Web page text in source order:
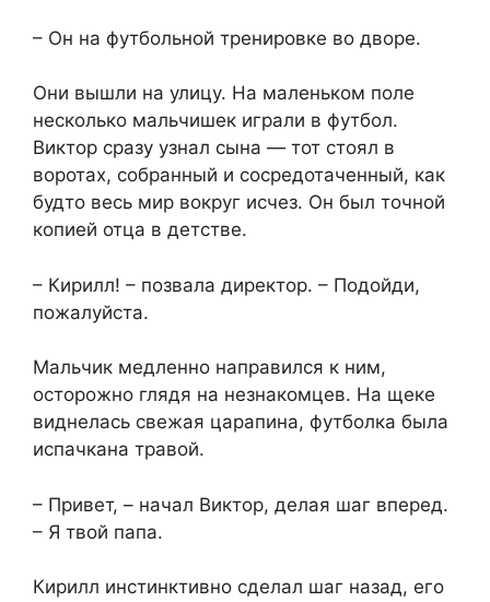
– Он на футбольной тренировке во дворе.
Они вышли на улицу. На маленьком поле
несколько мальчишек играли в футбол.
Виктор сразу узнал сына — тот стоял в
воротах, собранный и сосредотаченный, как
будто весь мир вокруг исчез. Он был точной
копией отца в детстве.
– Кирилл! – позвала директор. – Подойди,
пожалуйста.
Мальчик медленно направился к ним,
осторожно глядя на незнакомцев. На щеке
виднелась свежая царапина, футболка была
испачкана травой.
– Привет, – начал Виктор, делая шаг вперед.
– Я твой папа.
Кирилл инстинктивно сделал шаг назад, его